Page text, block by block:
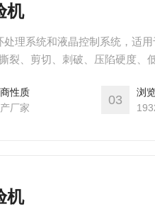
机
理系统和液晶控制系统，适
裂、剪切、刺破、压陷硬度、
性质
厂家
03
浏
机